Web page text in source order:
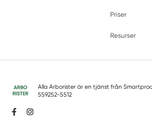
Priser
Resurser
Alla Arborister är en tjänst från
559252-5512